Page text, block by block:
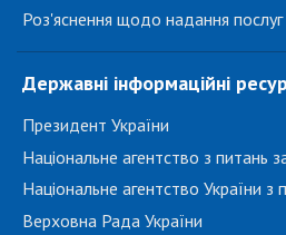
Роз'яснення щодо надання
Державні інформаційні
Президент України
Національне агентство з питань
Національне агентство України
Верховна Рада України